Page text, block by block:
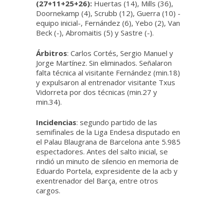
(27+11+25+26): Huertas (14), Mills (36),
Doornekamp (4), Scrubb (12), Guerra (10) -
equipo inicial-, Fernández (6), Yebo (2), Van
Beck (-), Abromaitis (5) y Sastre (-).
Árbitros: Carlos Cortés, Sergio Manuel y
Jorge Martínez. Sin eliminados. Señalaron
falta técnica al visitante Fernández (min.18)
y expulsaron al entrenador visitante Txus
Vidorreta por dos técnicas (min.27 y
min.34).
Incidencias: segundo partido de las
semifinales de la Liga Endesa disputado en
el Palau Blaugrana de Barcelona ante 5.985
espectadores. Antes del salto inicial, se
rindió un minuto de silencio en memoria de
Eduardo Portela, expresidente de la acb y
exentrenador del Barça, entre otros
cargos.